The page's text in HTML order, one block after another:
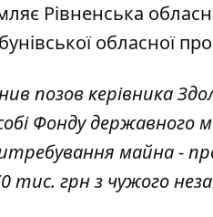
Рівненська
обласної
позов керівника
Фонду державного
майна -
грн з чужого